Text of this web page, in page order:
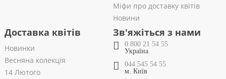
Міфи про доставку квітів
Новини
Доставка квітів
Новинки
Весняна колекція
14 Лютого
Зв'яжіться з нами
0 800 21 54 55
Україна
044 545 54 55
м. Київ